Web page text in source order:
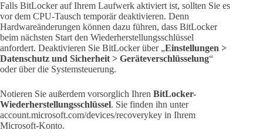
Falls BitLocker auf Ihrem Laufwerk aktiviert ist, sollten Sie es
vor dem CPU-Tausch temporär deaktivieren. Denn
Hardwareänderungen können dazu führen, dass BitLocker
beim nächsten Start den Wiederherstellungsschlüssel
anfordert. Deaktivieren Sie BitLocker über „Einstellungen >
Datenschutz und Sicherheit > Geräteverschlüsselung“
oder über die Systemsteuerung.
Notieren Sie außerdem vorsorglich Ihren BitLocker-
Wiederherstellungsschlüssel. Sie finden ihn unter
account.microsoft.com/devices/recoverykey in Ihrem
Microsoft-Konto.